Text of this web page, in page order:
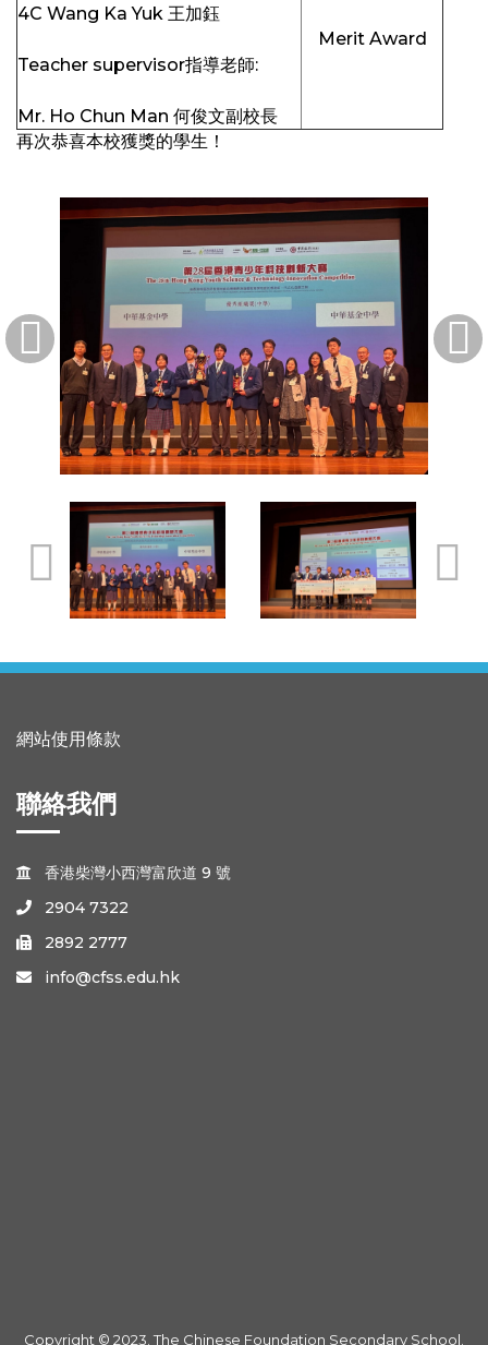
4C Wang Ka Yuk 王加鈺
Teacher supervisor指導老師:
Mr. Ho Chun Man 何俊文副校長
Merit Award
再次恭喜本校獲獎的學生！
網站使用條款
聯絡我們
 香港柴灣小西灣富欣道 9 號
 2904 7322
 2892 2777
 info@cfss.edu.hk
Copyright © 2023. The Chinese Foundation Secondary School.